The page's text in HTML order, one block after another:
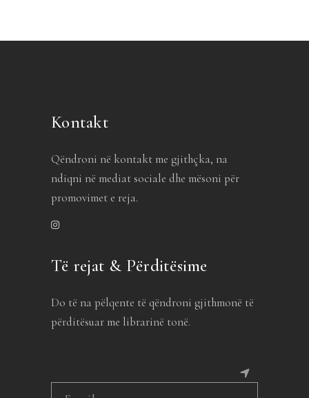
Kontakt
Qëndroni në kontakt me gjithçka, na
ndiqni në mediat sociale dhe mësoni për
promovimet e reja.
Të rejat & Përditësime
Do të na pëlqente të qëndroni gjithmonë të
përditësuar me librarinë tonë.